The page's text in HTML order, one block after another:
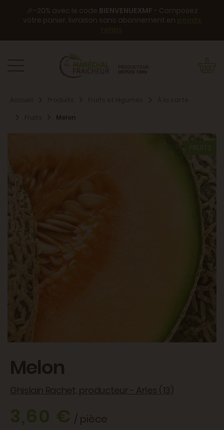
🎉-20% avec le code BIENVENUEXMF - Composez
votre panier, livraison sans abonnement en
.
Melon
FRUITS
Melon
Ghislain Rachet, producteur - Arles (13)
3,60 €/ pièce